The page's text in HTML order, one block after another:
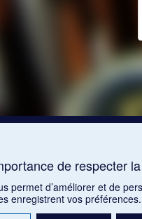
de respecter
permet d’améliorer et de
enregistrent vos